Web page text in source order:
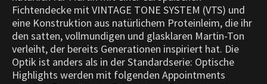
Fichtendecke mit VINTAGE TONE SYSTEM (VTS) und
eine Konstruktion aus natürlichem Proteinleim, die ihr
den satten, vollmundigen und glasklaren Martin-Ton
verleiht, der bereits Generationen inspiriert hat. Die
Optik ist anders als in der Standardserie: Optische
Highlights werden mit folgenden Appointments